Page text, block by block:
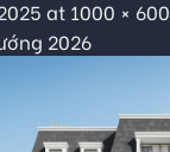
at 1000 × 600
2026